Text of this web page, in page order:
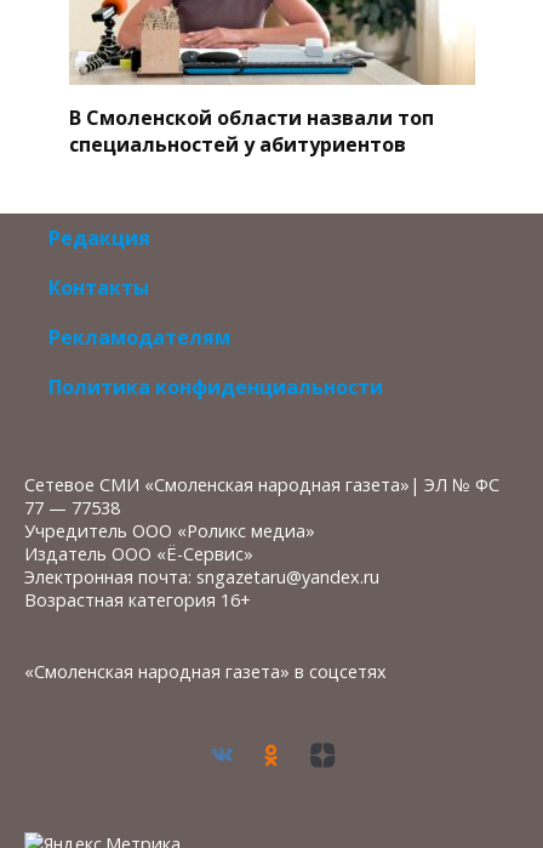
В Смоленской области назвали топ
специальностей у абитуриентов
Редакция
Контакты
Рекламодателям
Политика конфиденциальности
Сетевое СМИ «Смоленская народная газета»| ЭЛ № ФС
77 — 77538
Учредитель ООО «Роликс медиа»
Издатель ООО «Ё-Сервис»
Электронная почта: sngazetaru@yandex.ru
Возрастная категория 16+
«Смоленская народная газета» в соцсетях